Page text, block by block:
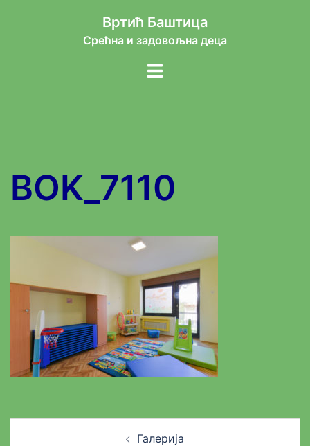
Вртић Баштица
Срећна и задовољна деца
Toggle
BOK_7110
Галерија